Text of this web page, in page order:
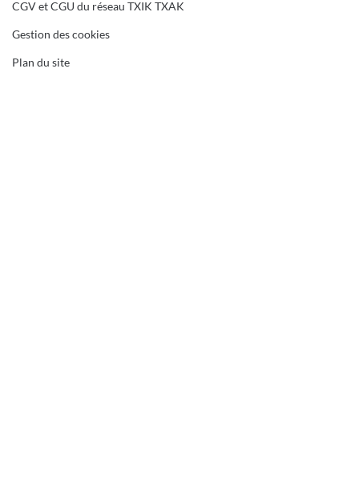
CGV et CGU du réseau TXIK TXAK
Gestion des cookies
Plan du site